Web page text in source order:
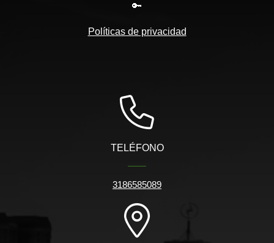
🔑
Políticas de privacidad
TELÉFONO
3186585089